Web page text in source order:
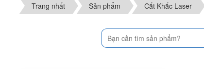
Trang nhất Sản phẩm Cắt Khắc Laser